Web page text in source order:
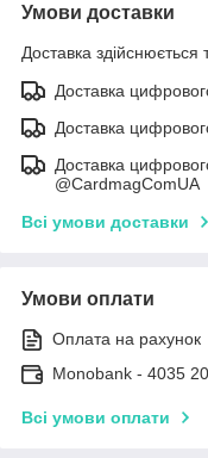
Умови доставки
Доставка здійснюється
Доставка
Доставка
Доставка
@CardmagComUA
Всі умови доставки
Умови оплати
Оплата на рахунок
Monobank - 4035
Всі умови оплати